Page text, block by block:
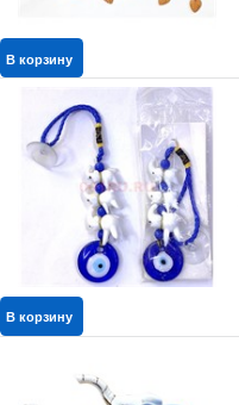
В корзину
В корзину